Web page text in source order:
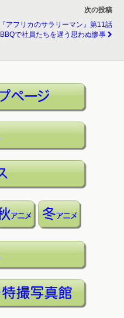
次の投稿
『アフリカのサラリーマン』第11話
BBQで社員たちを遅う思わぬ惨事